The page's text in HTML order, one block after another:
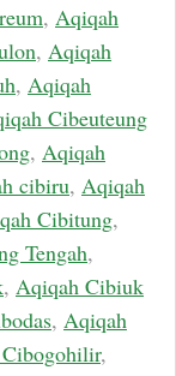
, Aqiqah
, Aqiqah
, Aqiqah
Cibeuteung
, Aqiqah
cibiru, Aqiqah
Cibitung,
Tengah,
, Aqiqah Cibiuk
, Aqiqah
,